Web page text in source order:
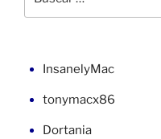
por:
InsanelyMac
tonymacx86
Dortania